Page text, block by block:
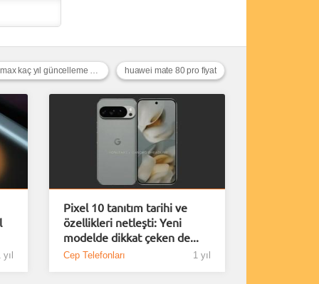
huawei mate 80 pro fiyat
poco x8 pro max kaç yıl güncelleme alacak
Pixel 10 tanıtım tarihi ve
özellikleri netleşti: Yeni
modelde dikkat çeken de...
Cep Telefonları 1 yıl